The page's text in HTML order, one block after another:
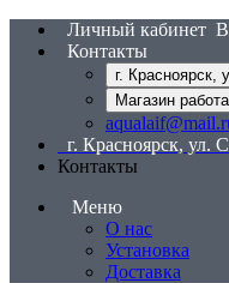
Личный кабинет
Контакты
г.
Магазин
г. Красноярск, ул.
Контакты
Меню
О нас
Установка
Доставка